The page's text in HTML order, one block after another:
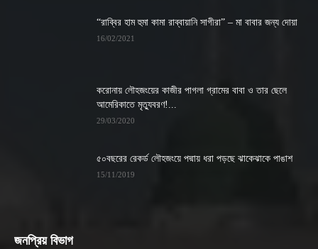
“রাব্বির হাম হুমা কামা রাব্বায়ানি সাগীরা” – মা বাবার জন্য দোয়া
16/02/2021
করোনায় লৌহজংয়ের কাজীর পাগলা গ্রামের বাবা ও তার ছেলে
আমেরিকাতে মৃত্যুবরণ!...
29/03/2020
৫০বছরের রেকর্ড লৌহজংয়ে পদ্মায় ধরা পড়ছে ঝাকেঝাকে পাঙাশ
15/11/2019
জনপ্রিয় বিভাগ